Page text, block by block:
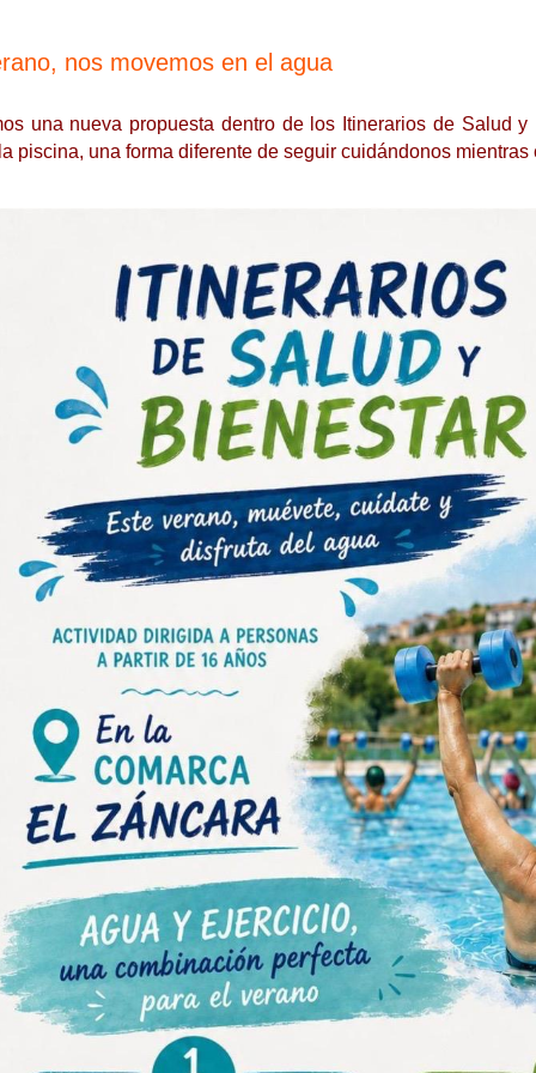
nos movemos en el agua
una nueva propuesta dentro de los Itinerarios de Salud
piscina, una forma diferente de seguir cuidándonos mientras